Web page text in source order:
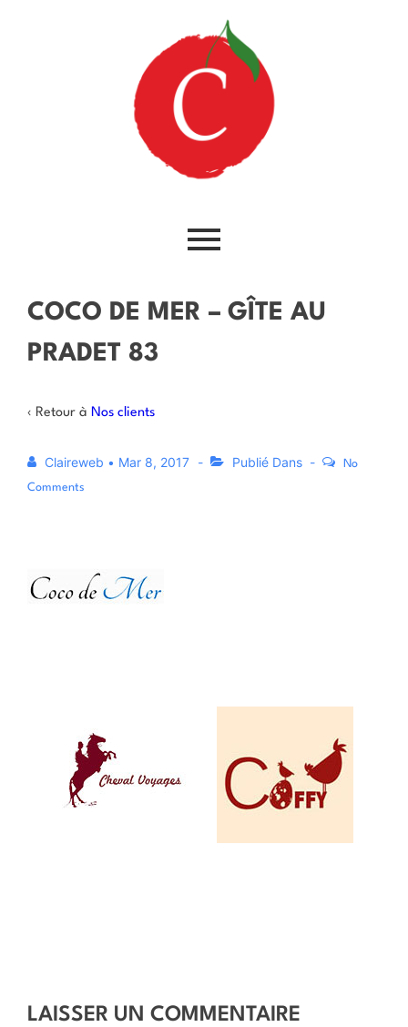
COCO DE MER – GÎTE AU
PRADET 83
‹ Retour à Nos clients
Claireweb • Mar 8, 2017 Publié Dans
No
Comments
LAISSER UN COMMENTAIRE